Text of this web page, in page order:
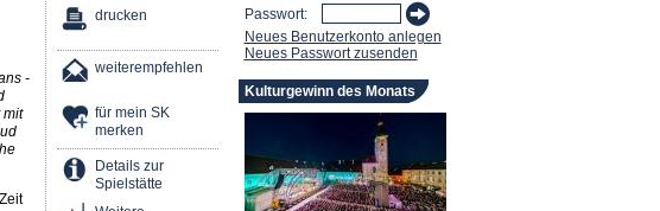
-
mit
drucken
weiterempfehlen
für mein SK
merken
Details zur
Spielstätte
Passwort:
Neues Benutzerkonto anlegen
Neues Passwort zusenden
Kulturgewinn des Monats